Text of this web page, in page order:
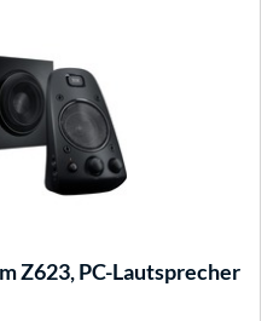
Z623, PC-Lautsprecher